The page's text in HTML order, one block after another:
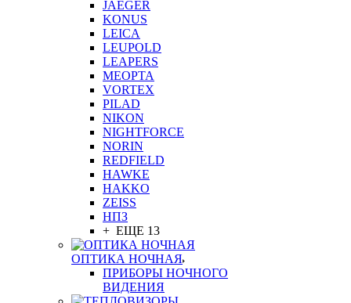
JAEGER
KONUS
LEICA
LEUPOLD
LEAPERS
MEOPTA
VORTEX
PILAD
NIKON
NIGHTFORCE
NORIN
REDFIELD
HAWKE
HAKKO
ZEISS
НПЗ
+ ЕЩЕ 13
ОПТИКА НОЧНАЯ
ПРИБОРЫ НОЧНОГО
ВИДЕНИЯ